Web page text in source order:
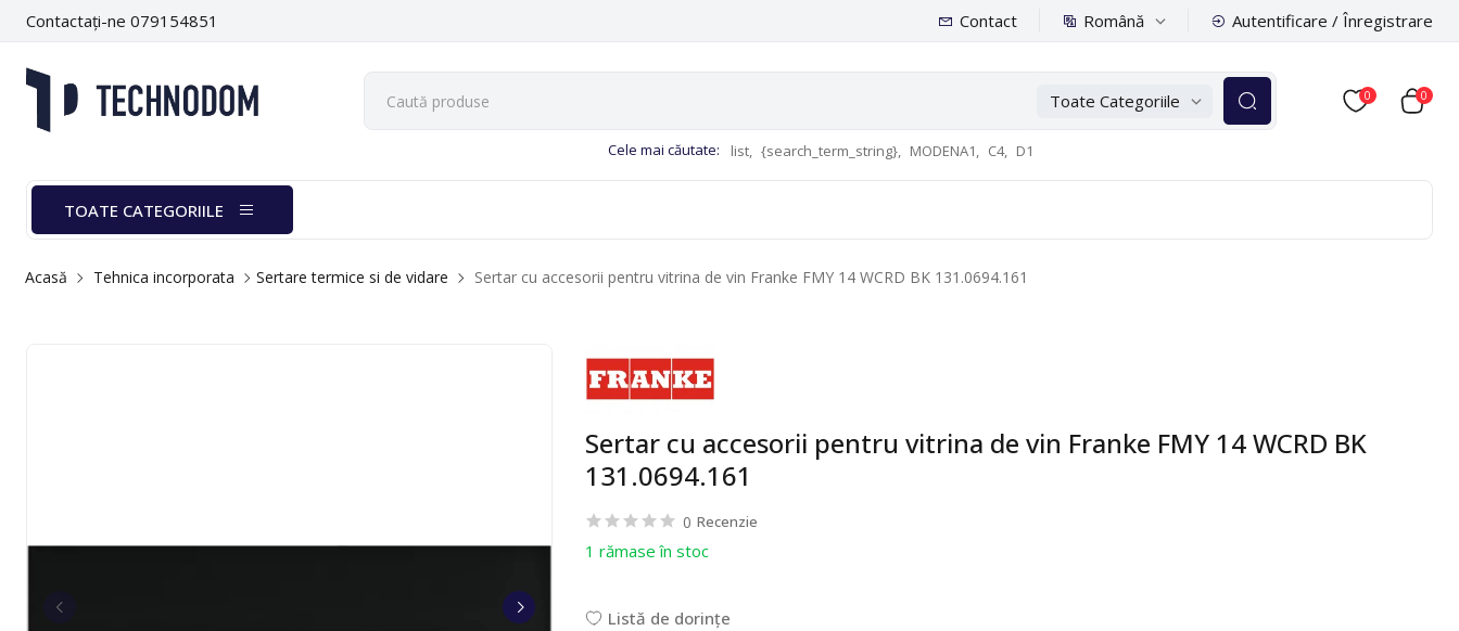
Contactați-ne 079154851 Contact Română Autentificare / Înregistrare
Toate Categoriile
Cele mai căutate: list, {search_term_string}, MODENA1, C4, D1
0 0
TOATE CATEGORIILE
Acasă Tehnica incorporata Sertare termice si de vidare Sertar cu accesorii pentru vitrina de vin Franke FMY 14 WCRD BK 131.0694.161
Sertar cu accesorii pentru vitrina de vin Franke FMY 14 WCRD BK
131.0694.161
0 Recenzie
1 rămase în stoc
Listă de dorințe